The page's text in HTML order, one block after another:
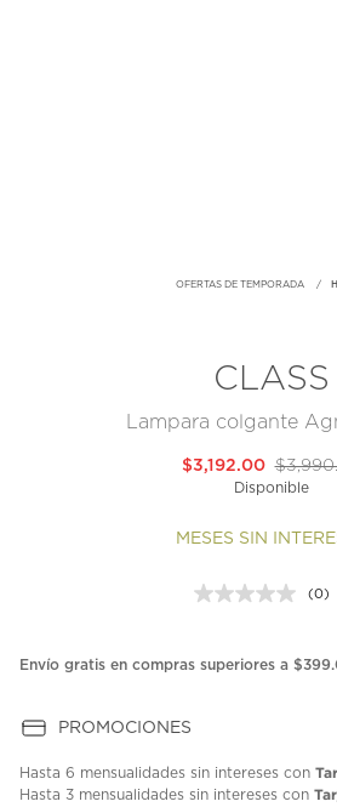
OFERTAS DE TEMPORADA
CLASS
Lampara colgante
$3,192.00
Disponible
MESES SIN
Sin
en
(0)
Envío gratis en compras superiores a
PROMOCIONES
Hasta 6 mensualidades sin intereses con
Hasta 3 mensualidades sin intereses con